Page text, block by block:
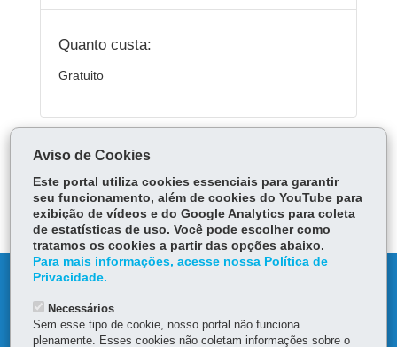
Quanto custa:
Gratuito
ÓRGÃO RESPONSÁVEL
PERGUNTAS FREQUENTES
DEIXE SUA OPINIÃO
DENUNCIE CORRUPÇÃO
OUVIDORIA
Aviso de Cookies
Este portal utiliza cookies essenciais para garantir
seu funcionamento, além de cookies do YouTube para
exibição de vídeos e do Google Analytics para coleta
de estatísticas de uso. Você pode escolher como
tratamos os cookies a partir das opções abaixo.
Para mais informações, acesse nossa Política de
Privacidade.
Necessários
Sem esse tipo de cookie, nosso portal não funciona
plenamente. Esses cookies não coletam informações sobre o